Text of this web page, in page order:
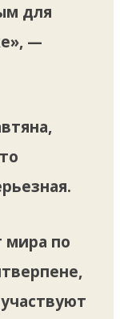
для
—
мира по